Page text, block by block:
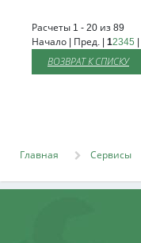
Расчеты 1 - 20 из 89
Начало | Пред. | 12345 |
ВОЗВРАТ К СПИСКУ
Главная Сервисы